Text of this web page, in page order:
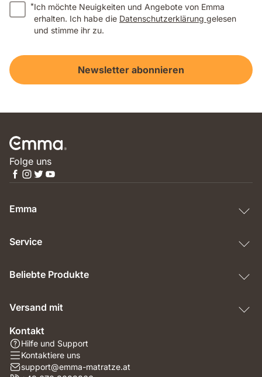
*Ich möchte Neuigkeiten und Angebote von Emma
erhalten. Ich habe die Datenschutzerklärung gelesen
und stimme ihr zu.
Newsletter abonnieren
Folge uns
Emma
Service
Beliebte Produkte
Versand mit
Kontakt
Hilfe und Support
Kontaktiere uns
support@emma-matratze.at